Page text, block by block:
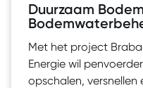
Duurzaam
Met het project
Energie wil
opschalen, versnellen